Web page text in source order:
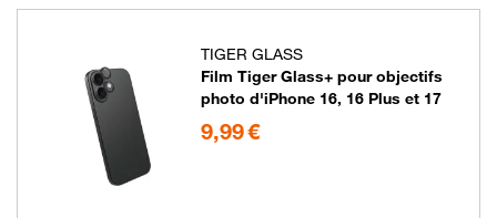
TIGER GLASS
Film Tiger Glass+ pour objectifs
photo d'iPhone 16, 16 Plus et 17
9,99 €